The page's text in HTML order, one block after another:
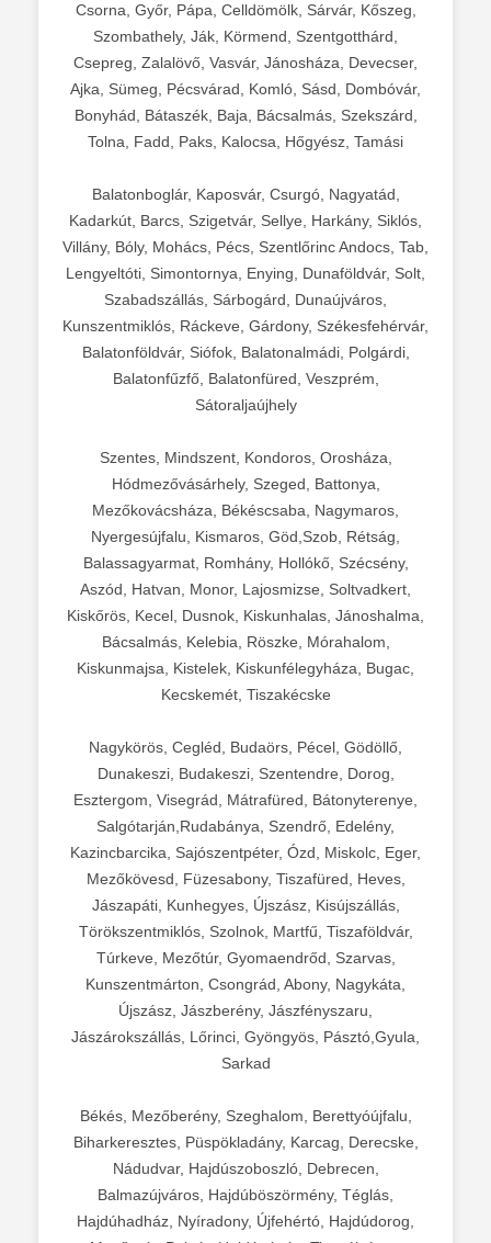
Csorna, Győr, Pápa, Celldömölk, Sárvár, Kőszeg,
Szombathely, Ják, Körmend, Szentgotthárd,
Csepreg, Zalalövő, Vasvár, Jánosháza, Devecser,
Ajka, Sümeg, Pécsvárad, Komló, Sásd, Dombóvár,
Bonyhád, Bátaszék, Baja, Bácsalmás, Szekszárd,
Tolna, Fadd, Paks, Kalocsa, Hőgyész, Tamási
Balatonboglár, Kaposvár, Csurgó, Nagyatád,
Kadarkút, Barcs, Szigetvár, Sellye, Harkány, Siklós,
Villány, Bóly, Mohács, Pécs, Szentlőrinc Andocs, Tab,
Lengyeltóti, Simontornya, Enying, Dunaföldvár, Solt,
Szabadszállás, Sárbogárd, Dunaújváros,
Kunszentmiklós, Ráckeve, Gárdony, Székesfehérvár,
Balatonföldvár, Siófok, Balatonalmádi, Polgárdi,
Balatonfűzfő, Balatonfüred, Veszprém,
Sátoraljaújhely
Szentes, Mindszent, Kondoros, Orosháza,
Hódmezővásárhely, Szeged, Battonya,
Mezőkovácsháza, Békéscsaba, Nagymaros,
Nyergesújfalu, Kismaros, Göd,Szob, Rétság,
Balassagyarmat, Romhány, Hollókő, Szécsény,
Aszód, Hatvan, Monor, Lajosmizse, Soltvadkert,
Kiskőrös, Kecel, Dusnok, Kiskunhalas, Jánoshalma,
Bácsalmás, Kelebia, Röszke, Mórahalom,
Kiskunmajsa, Kistelek, Kiskunfélegyháza, Bugac,
Kecskemét, Tiszakécske
Nagykörös, Cegléd, Budaörs, Pécel, Gödöllő,
Dunakeszi, Budakeszi, Szentendre, Dorog,
Esztergom, Visegrád, Mátrafüred, Bátonyterenye,
Salgótarján,Rudabánya, Szendrő, Edelény,
Kazincbarcika, Sajószentpéter, Ózd, Miskolc, Eger,
Mezőkövesd, Füzesabony, Tiszafüred, Heves,
Jászapáti, Kunhegyes, Újszász, Kisújszállás,
Törökszentmiklós, Szolnok, Martfű, Tiszaföldvár,
Túrkeve, Mezőtúr, Gyomaendrőd, Szarvas,
Kunszentmárton, Csongrád, Abony, Nagykáta,
Újszász, Jászberény, Jászfényszaru,
Jászárokszállás, Lőrinci, Gyöngyös, Pásztó,Gyula,
Sarkad
Békés, Mezőberény, Szeghalom, Berettyóújfalu,
Biharkeresztes, Püspökladány, Karcag, Derecske,
Nádudvar, Hajdúszoboszló, Debrecen,
Balmazújváros, Hajdúböszörmény, Téglás,
Hajdúhadház, Nyíradony, Újfehértó, Hajdúdorog,